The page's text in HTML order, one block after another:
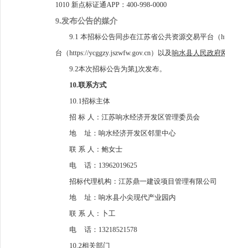
1010 新点标证通APP：400-998-0000
9.发布公告的媒介
9.1 本招标公告同步在江苏省公共资源交易平台（
台（https://ycggzy.jszwfw.gov.cn）以及响水县人民政府
9.2本次招标公告为第1次发布。
10.联系方式
10.1招标主体
招 标 人： 江苏响水经济开发区管理委员会
地 址： 响水经济开发区邻里中心
联 系 人： 鲍女士
电 话： 13962019625
招标代理机构： 江苏鼎一建设项目管理有限公司
地 址： 响水县小尖现代产业园内
联 系 人： 卜工
电 话： 13218521578
10.2相关部门